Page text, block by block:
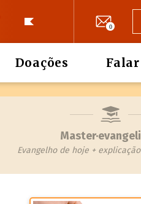
0
Doações
Evangelho de hoje +